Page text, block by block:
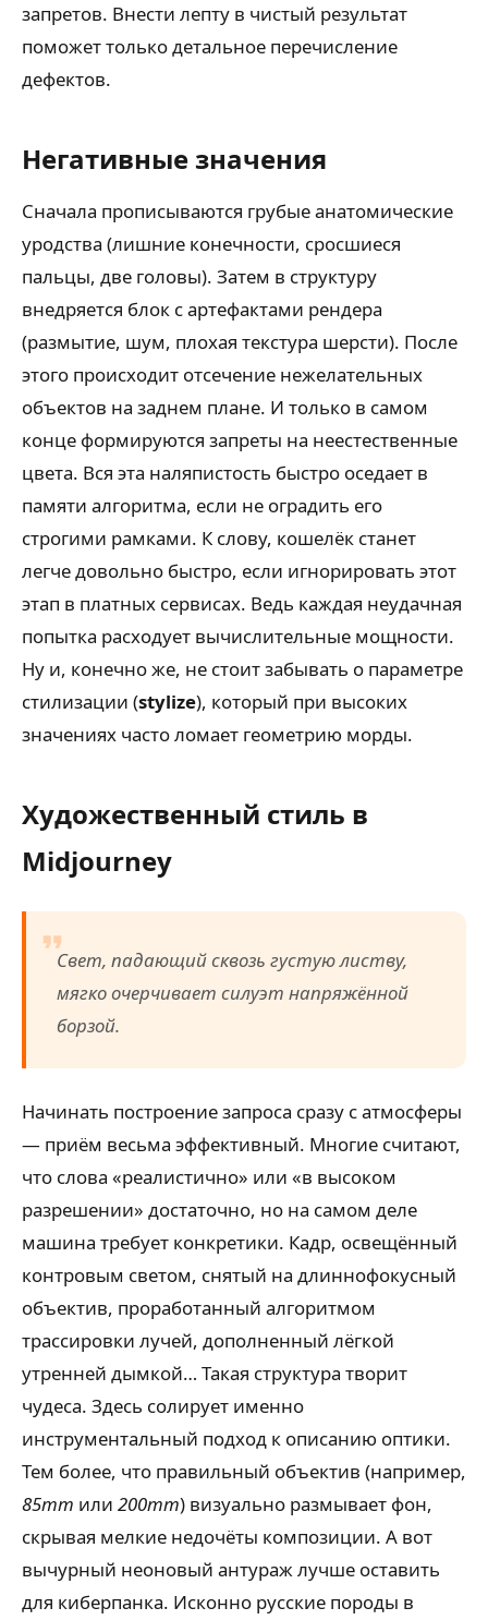
запретов. Внести лепту в чистый результат
поможет только детальное перечисление
дефектов.
Негативные значения
Сначала прописываются грубые анатомические
уродства (лишние конечности, сросшиеся
пальцы, две головы). Затем в структуру
внедряется блок с артефактами рендера
(размытие, шум, плохая текстура шерсти). После
этого происходит отсечение нежелательных
объектов на заднем плане. И только в самом
конце формируются запреты на неестественные
цвета. Вся эта наляпистость быстро оседает в
памяти алгоритма, если не оградить его
строгими рамками. К слову, кошелёк станет
легче довольно быстро, если игнорировать этот
этап в платных сервисах. Ведь каждая неудачная
попытка расходует вычислительные мощности.
Ну и, конечно же, не стоит забывать о параметре
стилизации (stylize), который при высоких
значениях часто ломает геометрию морды.
Художественный стиль в
Midjourney
Свет, падающий сквозь густую листву,
мягко очерчивает силуэт напряжённой
борзой.
Начинать построение запроса сразу с атмосферы
— приём весьма эффективный. Многие считают,
что слова «реалистично» или «в высоком
разрешении» достаточно, но на самом деле
машина требует конкретики. Кадр, освещённый
контровым светом, снятый на длиннофокусный
объектив, проработанный алгоритмом
трассировки лучей, дополненный лёгкой
утренней дымкой… Такая структура творит
чудеса. Здесь солирует именно
инструментальный подход к описанию оптики.
Тем более, что правильный объектив (например,
85mm или 200mm) визуально размывает фон,
скрывая мелкие недочёты композиции. А вот
вычурный неоновый антураж лучше оставить
для киберпанка. Исконно русские породы в